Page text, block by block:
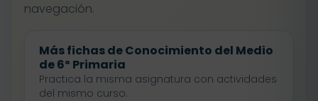
navegación.
Más fichas de Conocimiento del Medio
de 6º Primaria
Practica la misma asignatura con actividades
del mismo curso.